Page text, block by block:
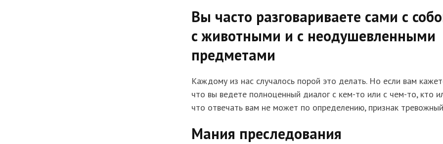
Вы часто разговариваете сами с
с животными и с неодушевленными
предметами
Каждому из нас случалось порой это делать. Но если вам
что вы ведете полноценный диалог с кем-то или с чем-то, кто
что отвечать вам не может по определению, признак
Мания преследования